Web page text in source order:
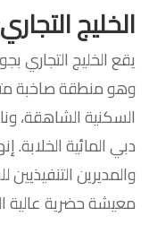
الخليج
يقع الخليج التجاري
وهو منطقة صاخبة
السكنية الشاهقة،
دبي المائية الخلابة.
والمديرين
معيشة حضرية عالية